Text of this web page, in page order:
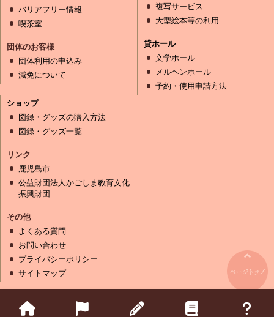
バリアフリー情報
喫茶室
団体のお客様
団体利用の申込み
減免について
複写サービス
大型絵本等の利用
貸ホール
文学ホール
メルヘンホール
予約・使用申請方法
ショップ
図録・グッズの購入方法
図録・グッズ一覧
リンク
鹿児島市
公益財団法人かごしま教育文化
振興財団
その他
よくある質問
お問い合わせ
プライバシーポリシー
サイトマップ
Copyright (C) Kagoshima Modern Literature Museum Kagoshima